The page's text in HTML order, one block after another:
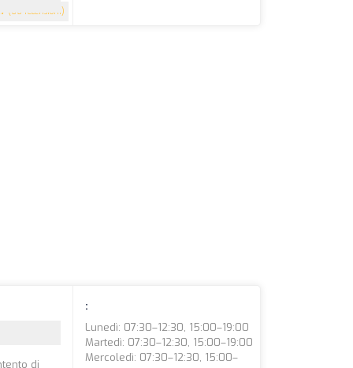
(66 recensioni)
di
:
Lunedì: 07:30–12:30, 15:00–19:00
Martedì: 07:30–12:30, 15:00–19:00
Mercoledì: 07:30–12:30, 15:00–